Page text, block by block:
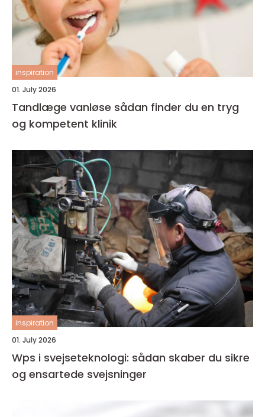
inspiration
01. July 2026
Tandlæge vanløse sådan finder du en tryg
og kompetent klinik
inspiration
01. July 2026
Wps i svejseteknologi: sådan skaber du sikre
og ensartede svejsninger